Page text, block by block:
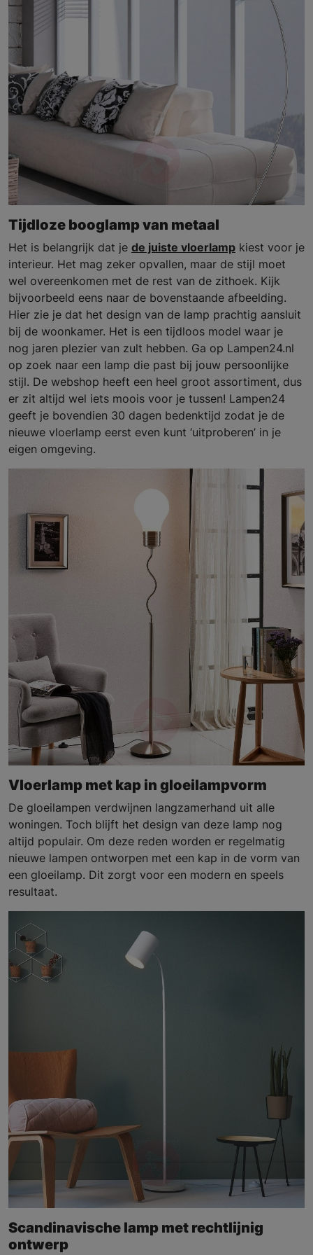
Tijdloze booglamp van metaal
Het is belangrijk dat je de juiste vloerlamp kiest voor je
interieur. Het mag zeker opvallen, maar de stijl moet
wel overeenkomen met de rest van de zithoek. Kijk
bijvoorbeeld eens naar de bovenstaande afbeelding.
Hier zie je dat het design van de lamp prachtig aansluit
bij de woonkamer. Het is een tijdloos model waar je
nog jaren plezier van zult hebben. Ga op Lampen24.nl
op zoek naar een lamp die past bij jouw persoonlijke
stijl. De webshop heeft een heel groot assortiment, dus
er zit altijd wel iets moois voor je tussen! Lampen24
geeft je bovendien 30 dagen bedenktijd zodat je de
nieuwe vloerlamp eerst even kunt ‘uitproberen’ in je
eigen omgeving.
Vloerlamp met kap in gloeilampvorm
De gloeilampen verdwijnen langzamerhand uit alle
woningen. Toch blijft het design van deze lamp nog
altijd populair. Om deze reden worden er regelmatig
nieuwe lampen ontworpen met een kap in de vorm van
een gloeilamp. Dit zorgt voor een modern en speels
resultaat.
Scandinavische lamp met rechtlijnig
ontwerp